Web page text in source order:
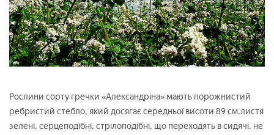
Рослини сорту гречки «Александріна» мають порожнистий
ребристий стебло, який досягає середньої висоти 89 см.листя
зелені, серцеподібні, стрілоподібні, що переходять в сидячі, не